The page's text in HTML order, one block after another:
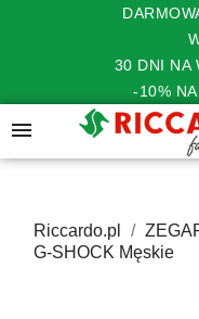
30 DNI NA
-10%

Riccardo.pl
G-SHOCK Męskie